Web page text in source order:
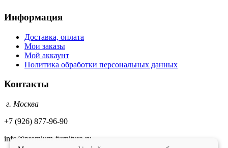
Информация
Доставка, оплата
Мои заказы
Мой аккаунт
Политика обработки персональных данных
Контакты
г. Москва
+7 (926) 877-96-90
info@premium-furnitura.ru